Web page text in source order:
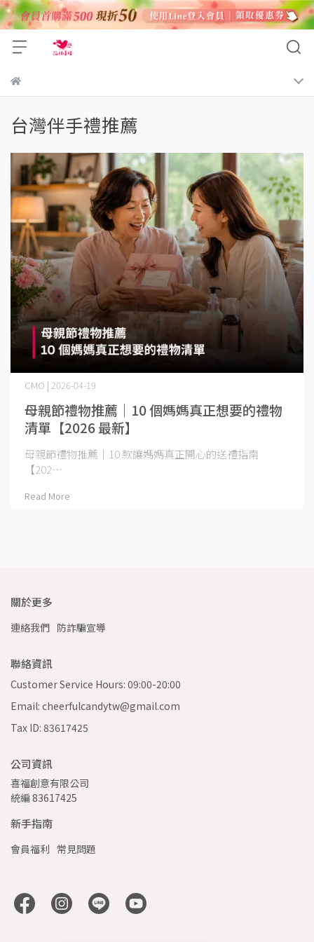
台灣伴手禮推薦
母親節禮物推薦｜10 個媽媽真正想要的禮物
清單【2026 最新】
CMO | 2026-04-19
母親節禮物推薦｜10 款讓媽媽真正開心的送禮指南
【202⋯
Read More
關於更多
連絡我們 防詐騙宣導
聯絡資訊
Customer Service Hours: 09:00-20:00
Email: cheerfulcandytw@gmail.com
Tax ID: 83617425
公司資訊
喜福創意有限公司
統編 83617425
新手指南
會員福利 常見問題